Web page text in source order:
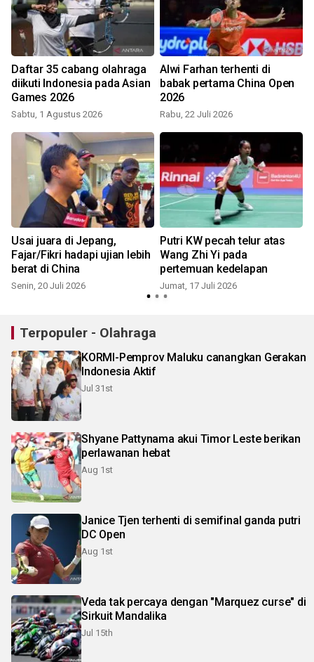
Daftar 35 cabang olahraga
diikuti Indonesia pada Asian
Games 2026
Sabtu, 1 Agustus 2026
Alwi Farhan terhenti di
babak pertama China Open
2026
Rabu, 22 Juli 2026
Usai juara di Jepang,
Fajar/Fikri hadapi ujian lebih
berat di China
Senin, 20 Juli 2026
Putri KW pecah telur atas
Wang Zhi Yi pada
pertemuan kedelapan
Jumat, 17 Juli 2026
Terpopuler - Olahraga
KORMI-Pemprov Maluku canangkan Gerakan
Indonesia Aktif
Jul 31st
Shyane Pattynama akui Timor Leste berikan
perlawanan hebat
Aug 1st
Janice Tjen terhenti di semifinal ganda putri
DC Open
Aug 1st
Veda tak percaya dengan "Marquez curse" di
Sirkuit Mandalika
Jul 15th